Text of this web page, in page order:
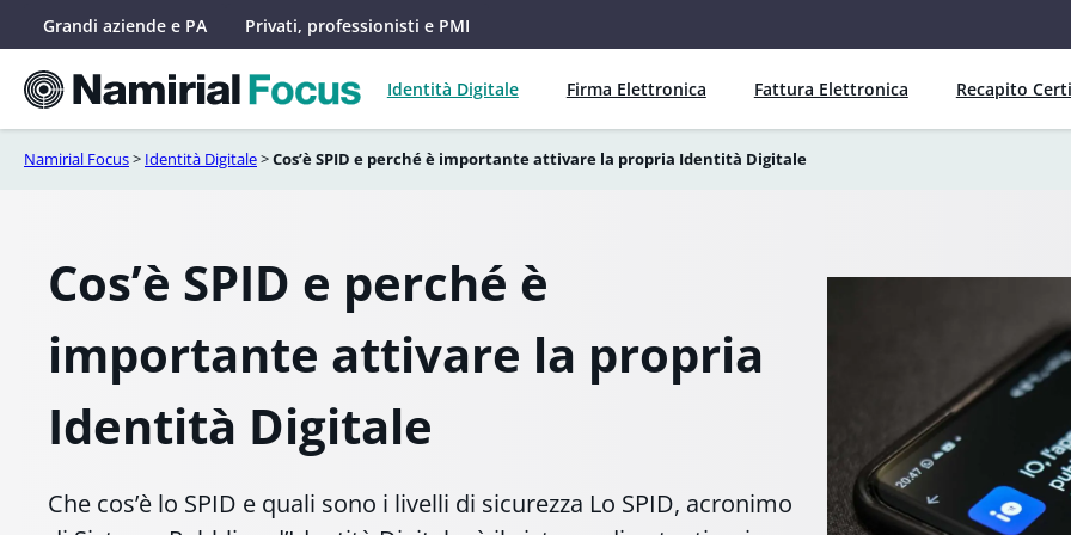
contenuto
Grandi aziende e PA Privati, professionisti e PMI
Identità Digitale Firma Elettronica Fattura Elettronica Recapito
Namirial Focus> Identità Digitale>Cos’è SPID e perché è importante attivare la propria Identità Digitale
Cos’è SPID e perché è
importante attivare la propria
Identità Digitale
Che cos’è lo SPID e quali sono i livelli di sicurezza Lo SPID, acronimo